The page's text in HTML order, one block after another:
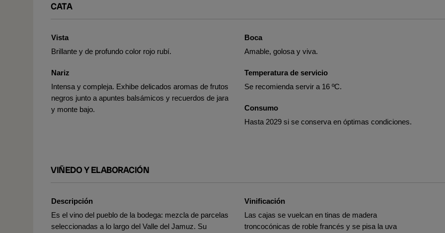
CATA
Vista
Brillante y de profundo color rojo rubí.
Nariz
Intensa y compleja. Exhibe delicados aromas de frutos
negros junto a apuntes balsámicos y recuerdos de jara
y monte bajo.
Boca
Amable, golosa y viva.
Temperatura de servicio
Se recomienda servir a 16 ºC.
Consumo
Hasta 2029 si se conserva en óptimas condiciones.
VIÑEDO Y ELABORACIÓN
Descripción
Es el vino del pueblo de la bodega: mezcla de parcelas
seleccionadas a lo largo del Valle del Jamuz. Su
Vinificación
Las cajas se vuelcan en tinas de madera
troncocónicas de roble francés y se pisa la uva